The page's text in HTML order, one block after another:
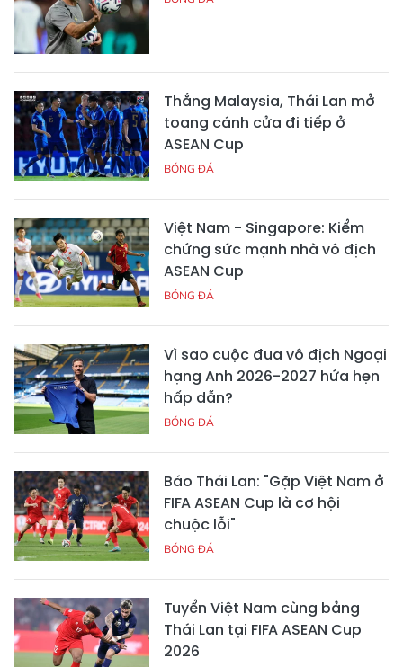
Thắng Malaysia, Thái Lan mở
toang cánh cửa đi tiếp ở
ASEAN Cup
BÓNG ĐÁ
Việt Nam - Singapore: Kiểm
chứng sức mạnh nhà vô địch
ASEAN Cup
BÓNG ĐÁ
Vì sao cuộc đua vô địch Ngoại
hạng Anh 2026-2027 hứa hẹn
hấp dẫn?
BÓNG ĐÁ
Báo Thái Lan: "Gặp Việt Nam ở
FIFA ASEAN Cup là cơ hội
chuộc lỗi"
BÓNG ĐÁ
Tuyển Việt Nam cùng bảng
Thái Lan tại FIFA ASEAN Cup
2026